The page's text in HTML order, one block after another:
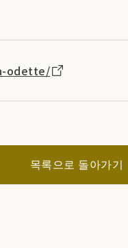
odette/
목록으로 돌아가기